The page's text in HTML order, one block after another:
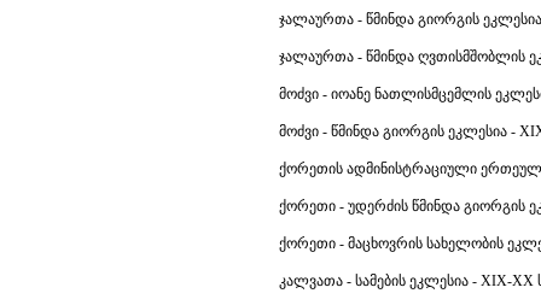
ჯალაურთა - წმინდა გიორგის
ჯალაურთა - წმინდა ღვთისმშობლის
მოძვი - იოანე ნათლისმცემლის
მოძვი - წმინდა გიორგის ეკლესია -
ქორეთის ადმინისტრაციული
ქორეთი - უდერძის წმინდა გიორგის
ქორეთი - მაცხოვრის სახელობის
კალვათა - სამების ეკლესია - XIX-XX